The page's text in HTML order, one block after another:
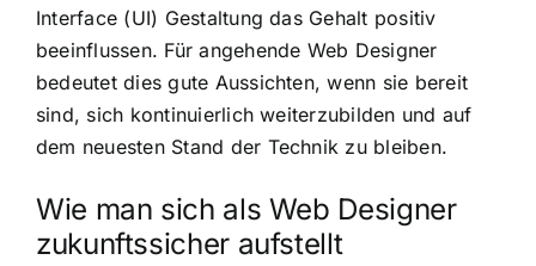
Interface (UI) Gestaltung das Gehalt positiv
beeinflussen. Für angehende Web Designer
bedeutet dies gute Aussichten, wenn sie bereit
sind, sich kontinuierlich weiterzubilden und auf
dem neuesten Stand der Technik zu bleiben.
Wie man sich als Web Designer
zukunftssicher aufstellt